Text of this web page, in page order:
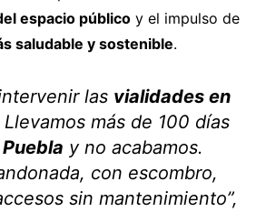
espacio públicoy el impulso de
saludable y sostenible.
las vialidades en
Llevamos más de 100 días
y no acabamos.
con escombro,
sin mantenimiento”,